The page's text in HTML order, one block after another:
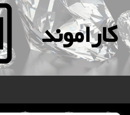
كاراموند